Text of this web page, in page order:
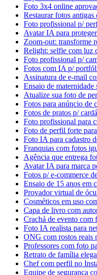
Foto 3x4 online
Restaurar fotos antigas
Foto profissional p/
Avatar IA para
Zoom-out: transforme
Relight: selfie com luz
Foto profissional p/
Fotos com IA p/
Assinatura de e-mail
Ensaio de maternidade
Atualize sua foto de
Fotos para anúncio de
Fotos de pratos p/
Foto profissional para
Foto de perfil forte
Foto IA para cadastro
Franquias com fotos
Agência que entrega
Avatar IA para marca
Fotos p/ e-commerce
Ensaio de 15 anos em
Provador virtual de
Cosméticos em uso
Capa de livro com
Crachá de evento com
Foto IA realista para
ONG com rostos reais
Professores com foto
Retrato de família
Chef com perfil no
Equipe de segurança